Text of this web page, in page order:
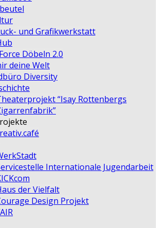
und Grafikwerkstatt
Döbeln 2.0
deine Welt
Diversity
“Isay Rottenbergs
Internationale Jugendarbeit
der Vielfalt
Design Projekt